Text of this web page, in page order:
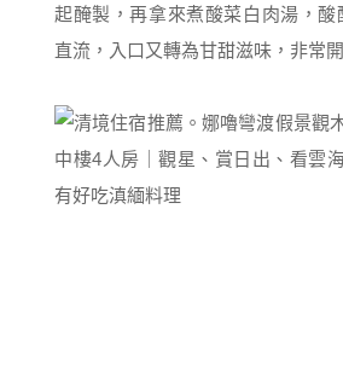
起醃製，再拿來煮酸菜白肉湯，酸
直流，入口又轉為甘甜滋味，非常開